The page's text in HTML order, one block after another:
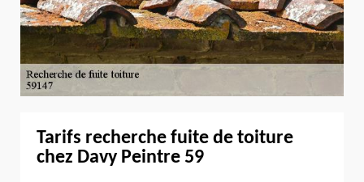
Tarifs recherche fuite de toiture
chez Davy Peintre 59